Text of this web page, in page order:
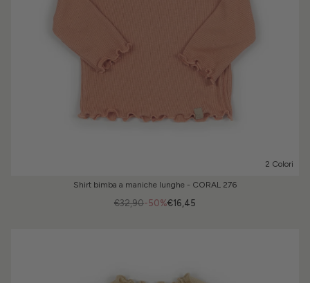
2 Colori
Shirt bimba a maniche lunghe - CORAL 276
-50%
€32,90 €16,45